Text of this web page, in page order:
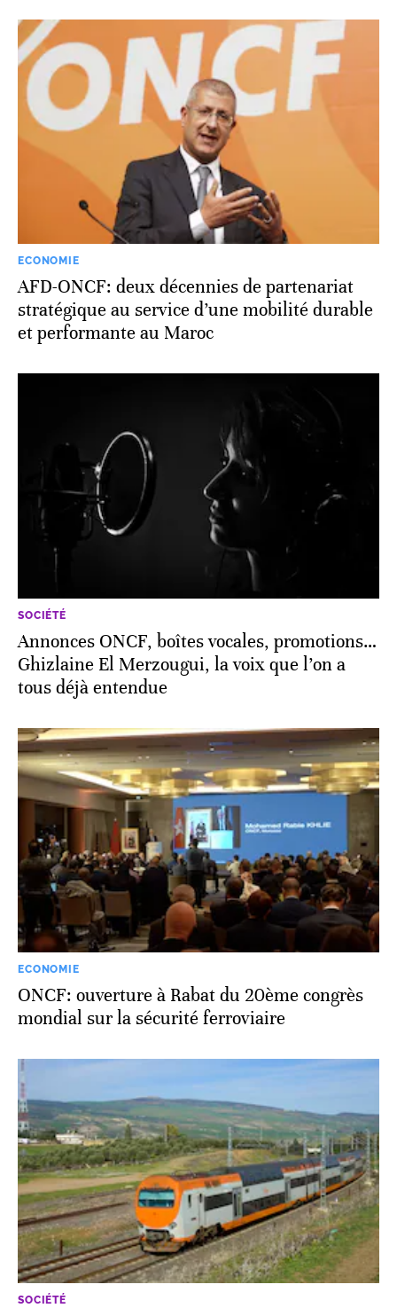
ECONOMIE
AFD-ONCF: deux décennies de partenariat
stratégique au service d’une mobilité durable
et performante au Maroc
SOCIÉTÉ
Annonces ONCF, boîtes vocales, promotions…
Ghizlaine El Merzougui, la voix que l’on a
tous déjà entendue
ECONOMIE
ONCF: ouverture à Rabat du 20ème congrès
mondial sur la sécurité ferroviaire
SOCIÉTÉ